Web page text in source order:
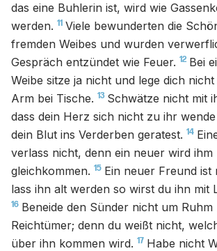
das eine Buhlerin ist, wird wie
werden. 11 Viele bewunderten die
fremden Weibes und wurden
Gespräch entzündet wie Feuer. 12 Bei
Weibe sitze ja nicht und lege dich
Arm bei Tische. 13 Schwätze nicht mit
dass dein Herz sich nicht zu ihr
dein Blut ins Verderben geratest. 14
verlass nicht, denn ein neuer wird ihm
gleichkommen. 15 Ein neuer Freund ist
lass ihn alt werden so wirst du ihn mit
16 Beneide den Sünder nicht um Ruhm
Reichtümer; denn du weißt nicht,
über ihn kommen wird. 17 Habe nicht